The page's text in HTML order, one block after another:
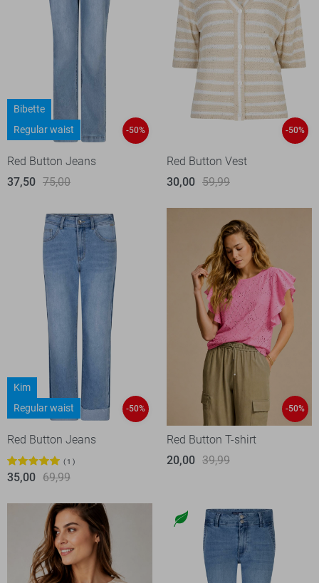
Bibette
Regular waist
-50%
Red Button Jeans
37,50 75,00
-50%
Red Button Vest
30,00 59,99
Kim
Regular waist
-50%
Red Button Jeans
1
35,00 69,99
-50%
Red Button T-shirt
20,00 39,99